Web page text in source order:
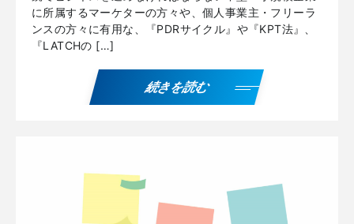
に所属するマーケターの方々や、個人事業主・フリーラ
ンスの方々に有用な、『PDRサイクル』や『KPT法』、
『LATCHの […]
続きを読む